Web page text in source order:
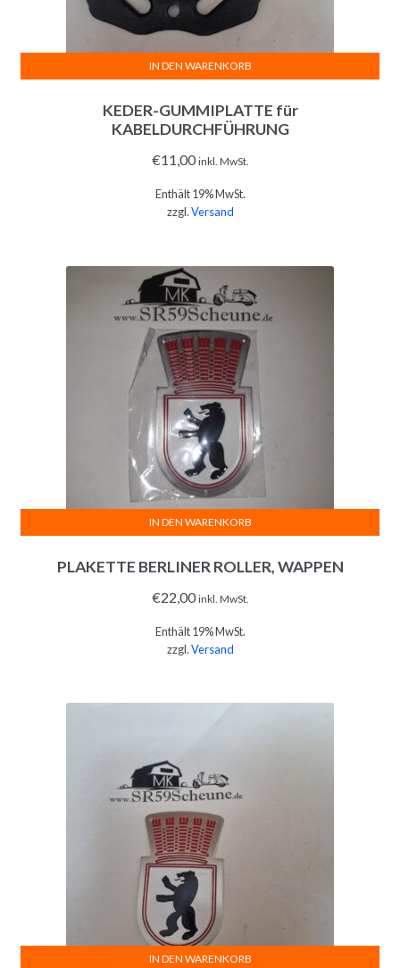
KEDER-GUMMIPLATTE für
KABELDURCHFÜHRUNG
€11,00 inkl. MwSt.
Enthält 19% MwSt.
zzgl.Versand
IN DEN WARENKORB
PLAKETTE BERLINER ROLLER, WAPPEN
€22,00 inkl. MwSt.
Enthält 19% MwSt.
zzgl.Versand
IN DEN WARENKORB
IN DEN WARENKORB